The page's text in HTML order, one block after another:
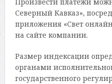
Северный Кавказ»,
приложения «Свет
на сайте компании.
Размер индексации
органами
государственного